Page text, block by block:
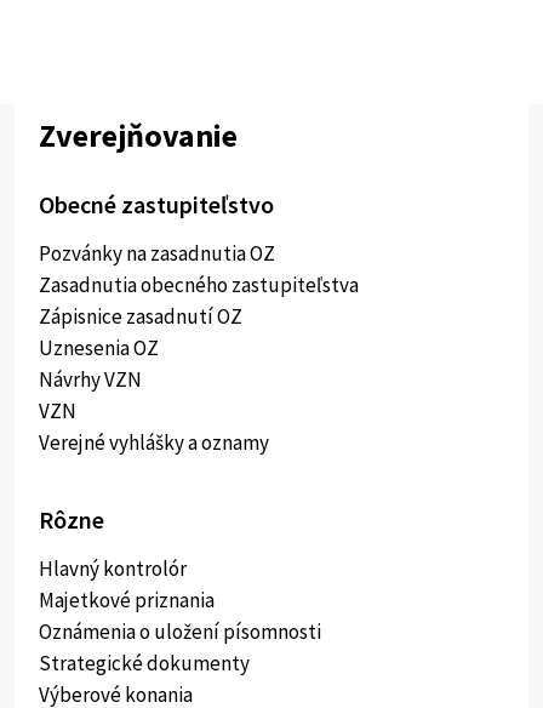
Zverejňovanie
Obecné zastupiteľstvo
Pozvánky na zasadnutia OZ
Zasadnutia obecného zastupiteľstva
Zápisnice zasadnutí OZ
Uznesenia OZ
Návrhy VZN
VZN
Verejné vyhlášky a oznamy
Rôzne
Hlavný kontrolór
Majetkové priznania
Oznámenia o uložení písomnosti
Strategické dokumenty
Výberové konania